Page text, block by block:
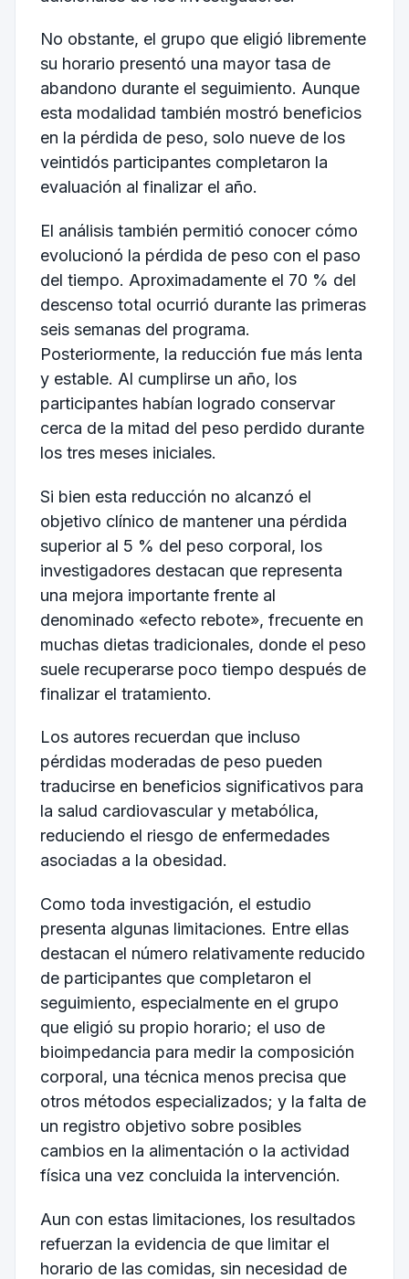
No obstante, el grupo que eligió libremente
su horario presentó una mayor tasa de
abandono durante el seguimiento. Aunque
esta modalidad también mostró beneficios
en la pérdida de peso, solo nueve de los
veintidós participantes completaron la
evaluación al finalizar el año.
El análisis también permitió conocer cómo
evolucionó la pérdida de peso con el paso
del tiempo. Aproximadamente el 70 % del
descenso total ocurrió durante las primeras
seis semanas del programa.
Posteriormente, la reducción fue más lenta
y estable. Al cumplirse un año, los
participantes habían logrado conservar
cerca de la mitad del peso perdido durante
los tres meses iniciales.
Si bien esta reducción no alcanzó el
objetivo clínico de mantener una pérdida
superior al 5 % del peso corporal, los
investigadores destacan que representa
una mejora importante frente al
denominado «efecto rebote», frecuente en
muchas dietas tradicionales, donde el peso
suele recuperarse poco tiempo después de
finalizar el tratamiento.
Los autores recuerdan que incluso
pérdidas moderadas de peso pueden
traducirse en beneficios significativos para
la salud cardiovascular y metabólica,
reduciendo el riesgo de enfermedades
asociadas a la obesidad.
Como toda investigación, el estudio
presenta algunas limitaciones. Entre ellas
destacan el número relativamente reducido
de participantes que completaron el
seguimiento, especialmente en el grupo
que eligió su propio horario; el uso de
bioimpedancia para medir la composición
corporal, una técnica menos precisa que
otros métodos especializados; y la falta de
un registro objetivo sobre posibles
cambios en la alimentación o la actividad
física una vez concluida la intervención.
Aun con estas limitaciones, los resultados
refuerzan la evidencia de que limitar el
horario de las comidas, sin necesidad de